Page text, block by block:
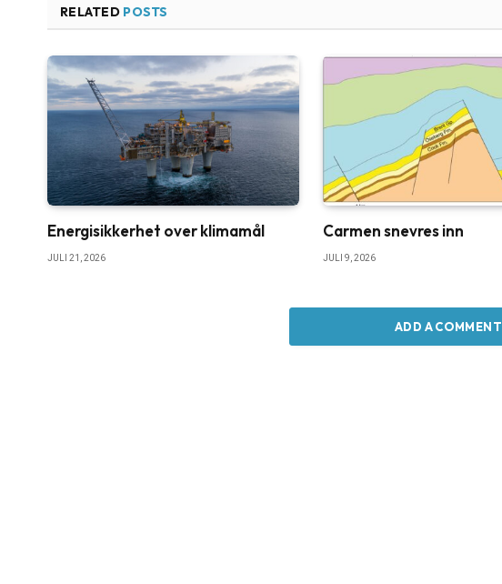
RELATED POSTS
Energisikkerhet over klimamål
JULI 21, 2026
Carmen snevres inn
JULI 9, 2026
ADD A COMMENT